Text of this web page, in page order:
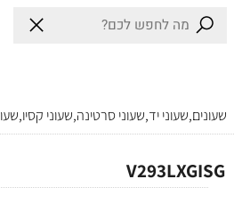
יד,שעוני סרטינה,שעוני קסיו,שעוני סייקו,